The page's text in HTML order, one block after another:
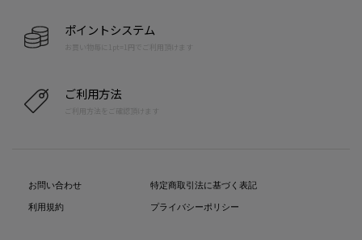
ポイントシステム
お買い物毎に1pt=1円でご利用頂けます
ご利用方法
ご利用方法をご確認頂けます
お問い合わせ
利用規約
特定商取引法に基づく表記
プライバシーポリシー